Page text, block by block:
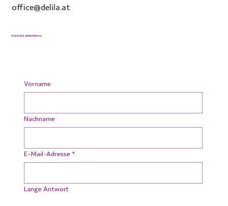
office@delila.at
Kontakt aufnehmen
Vorname
Nachname
E-Mail-Adresse *
Lange Antwort